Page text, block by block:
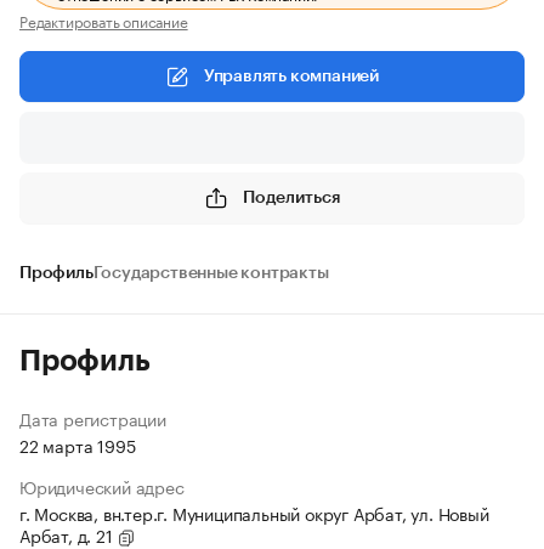
Редактировать описание
Управлять компанией
Поделиться
ПрофильГосударственные контракты
Профиль
Дата регистрации
22 марта 1995
Юридический адрес
г. Москва, вн.тер.г. Муниципальный округ Арбат, ул. Новый
Арбат, д. 21